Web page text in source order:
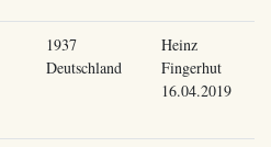
1937
Deutschland
Heinz
Fingerhut
16.04.2019